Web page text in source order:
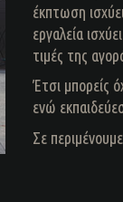
έκπτωση
εργαλεία
τιμές της
Έτσι μπορείς
ενώ
Σε περιμένουμε.